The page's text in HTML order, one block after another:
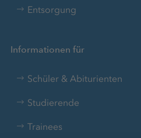
Entsorgung
Informationen für
Schüler & Abiturienten
Studierende
Trainees